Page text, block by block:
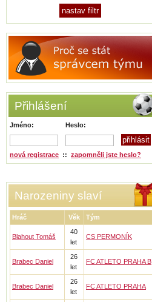
Přihlášení
Jméno: Heslo:
nová registrace :: zapomněli jste heslo?
Narozeniny slaví
Hráč Věk Tým
Blahout Tomáš
40
let
CS PERMONÍK
Brabec Daniel
26
let
FC ATLETO PRAHA B
Brabec Daniel
26
let
FC ATLETO PRAHA